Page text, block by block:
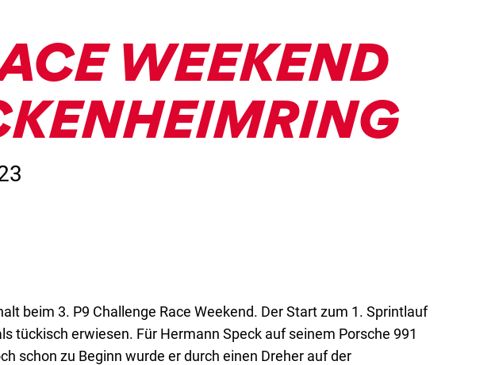
WEEKEND
beim 3. P9 Challenge Race Weekend. Der Start zum 1. Sprintlauf
tückisch erwiesen. Für Hermann Speck auf seinem Porsche 991
schon zu Beginn wurde er durch einen Dreher auf der